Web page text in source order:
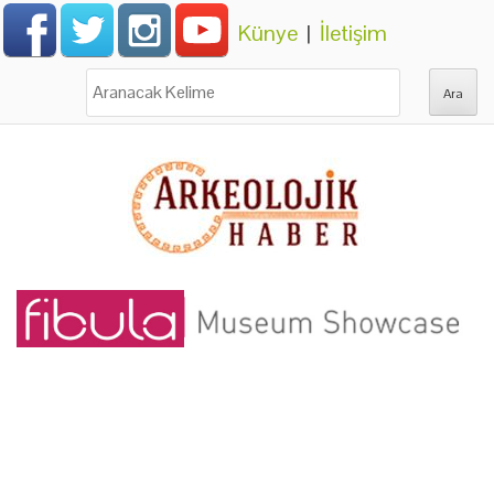
Künye | İletişim